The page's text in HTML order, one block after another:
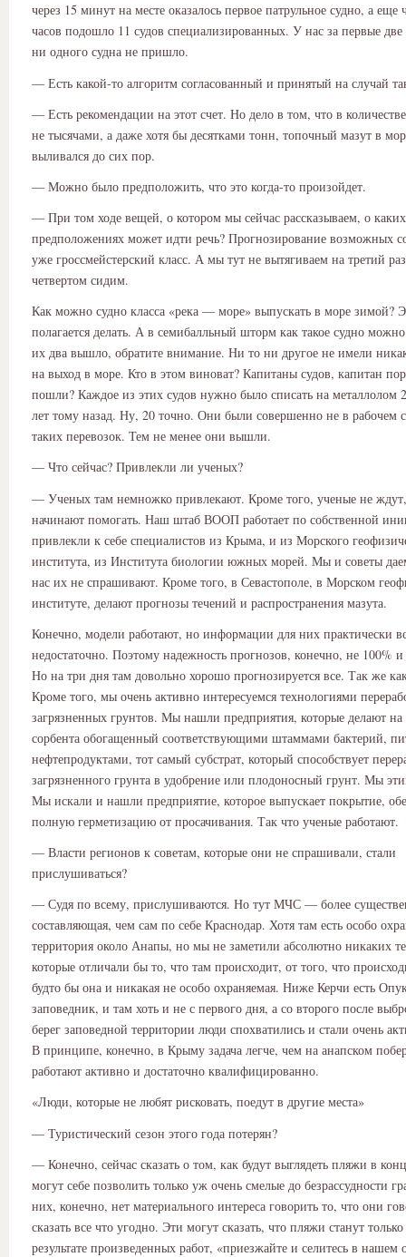
через 15 минут на месте оказалось первое патрульное судно, а еще
часов подошло 11 судов специализированных. У нас за первые
ни одного судна не пришло.
— Есть какой-то алгоритм согласованный и принятый на случай
— Есть рекомендации на этот счет. Но дело в том, что в
не тысячами, а даже хотя бы десятками тонн, топочный мазут в
выливался до сих пор.
— Можно было предположить, что это когда-то произойдет.
— При том ходе вещей, о котором мы сейчас рассказываем, о каких
предположениях может идти речь? Прогнозирование возможных
уже гроссмейстерский класс. А мы тут не вытягиваем на третий
четвертом сидим.
Как можно судно класса «река — море» выпускать в море зимой?
полагается делать. А в семибалльный шторм как такое судно
их два вышло, обратите внимание. Ни то ни другое не имели
на выход в море. Кто в этом виноват? Капитаны судов, капитан
пошли? Каждое из этих судов нужно было списать на металлолом
лет тому назад. Ну, 20 точно. Они были совершенно не в рабочем
таких перевозок. Тем не менее они вышли.
— Что сейчас? Привлекли ли ученых?
— Ученых там немножко привлекают. Кроме того, ученые не
начинают помогать. Наш штаб ВООП работает по собственной
привлекли к себе специалистов из Крыма, и из Морского
института, из Института биологии южных морей. Мы и советы
нас их не спрашивают. Кроме того, в Севастополе, в Морском
институте, делают прогнозы течений и распространения мазута.
Конечно, модели работают, но информации для них практически
недостаточно. Поэтому надежность прогнозов, конечно, не 100%
Но на три дня там довольно хорошо прогнозируется все. Так же
Кроме того, мы очень активно интересуемся технологиями
загрязненных грунтов. Мы нашли предприятия, которые делают на
сорбента обогащенный соответствующими штаммами бактерий,
нефтепродуктами, тот самый субстрат, который способствует
загрязненного грунта в удобрение или плодоносный грунт. Мы
Мы искали и нашли предприятие, которое выпускает покрытие,
полную герметизацию от просачивания. Так что ученые работают.
— Власти регионов к советам, которые они не спрашивали, стали
прислушиваться?
— Судя по всему, прислушиваются. Но тут МЧС — более
составляющая, чем сам по себе Краснодар. Хотя там есть особо
территория около Анапы, но мы не заметили абсолютно никаких
которые отличали бы то, что там происходит, от того, что
будто бы она и никакая не особо охраняемая. Ниже Керчи есть
заповедник, и там хоть и не с первого дня, а со второго после
берег заповедной территории люди спохватились и стали очень
В принципе, конечно, в Крыму задача легче, чем на анапском
работают активно и достаточно квалифицированно.
«Люди, которые не любят рисковать, поедут в другие места»
— Туристический сезон этого года потерян?
— Конечно, сейчас сказать о том, как будут выглядеть пляжи в
могут себе позволить только уж очень смелые до безрассудности
них, конечно, нет материального интереса говорить то, что они
сказать все что угодно. Эти могут сказать, что пляжи станут
результате произведенных работ, «приезжайте и селитесь в нашем